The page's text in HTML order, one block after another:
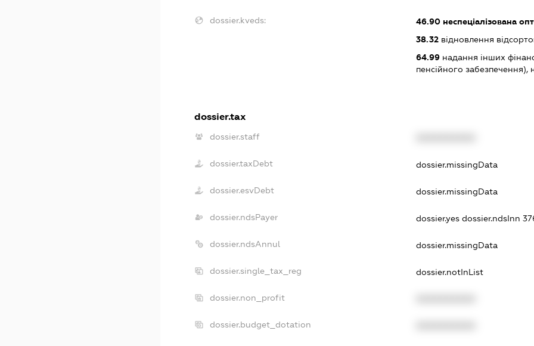
dossier.kveds: 46.90неспеціалізована
38.32відновлення
64.99надання інших
пенсійного забезпечення),
dossier.tax
dossier.staff
dossier.taxDebt dossier.missingData
dossier.esvDebt dossier.missingData
dossier.ndsPayer dossier.yes dossier.ndsInn
dossier.ndsAnnul dossier.missingData
dossier.single_tax_reg dossier.notInList
dossier.non_profit
dossier.budget_dotation